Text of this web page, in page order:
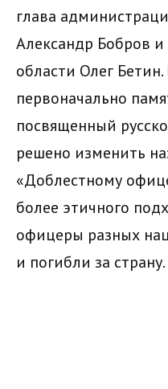
глава
Александр Бобров
области Олег
первоначально
посвященный
решено изменить
«Доблестному
более этичного
офицеры разных
и погибли за страну.